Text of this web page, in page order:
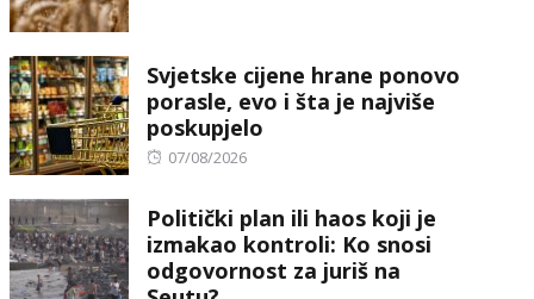
Svjetske cijene hrane ponovo
porasle, evo i šta je najviše
poskupjelo
Posted
07/08/2026
Politički plan ili haos koji je
izmakao kontroli: Ko snosi
odgovornost za juriš na